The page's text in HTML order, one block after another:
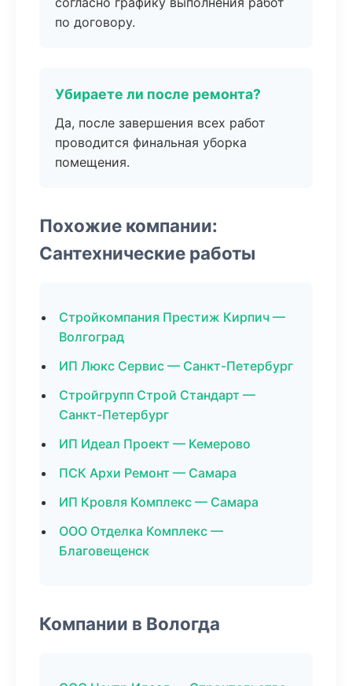
по договору.
Убираете ли после ремонта?
Да, после завершения всех работ
проводится финальная уборка
помещения.
Похожие компании:
Сантехнические работы
Стройкомпания Престиж Кирпич —
Волгоград
ИП Люкс Сервис — Санкт-Петербург
Стройгрупп Строй Стандарт —
Санкт-Петербург
ИП Идеал Проект — Кемерово
ПСК Архи Ремонт — Самара
ИП Кровля Комплекс — Самара
ООО Отделка Комплекс —
Благовещенск
Компании в Вологда